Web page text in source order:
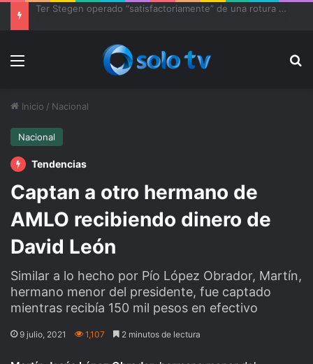
Menu
Inicio / Nacional
Nacional
Tendencias
Captan a otro hermano de
AMLO recibiendo dinero de
David León
Similar a lo hecho por Pío López Obrador, Martín,
hermano menor del presidente, fue captado
mientras recibía 150 mil pesos en efectivo
9 julio, 2021 1,107 2 minutos de lectura